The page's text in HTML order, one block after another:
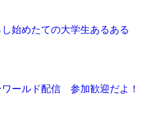
始めたての大学生あるある
ワールド配信 参加歓迎だよ！